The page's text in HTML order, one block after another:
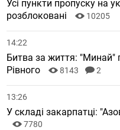
Усі пункти пропуску на
розблоковані
10205
14:22
Битва за життя: "Минай"
Рівного
8143 2
13:26
У складі закарпатці:
7780